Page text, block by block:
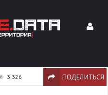
3 326 ПОДЕЛИТЬСЯ